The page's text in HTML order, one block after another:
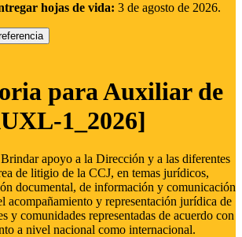
hojas de vida: 3 de agosto de 2026.
para Auxiliar de
1_2026]
Brindar apoyo a la Dirección y a las diferentes
de litigio de la CCJ, en temas jurídicos,
documental, de información y comunicación
acompañamiento y representación jurídica de
y comunidades representadas de acuerdo con
a nivel nacional como internacional.